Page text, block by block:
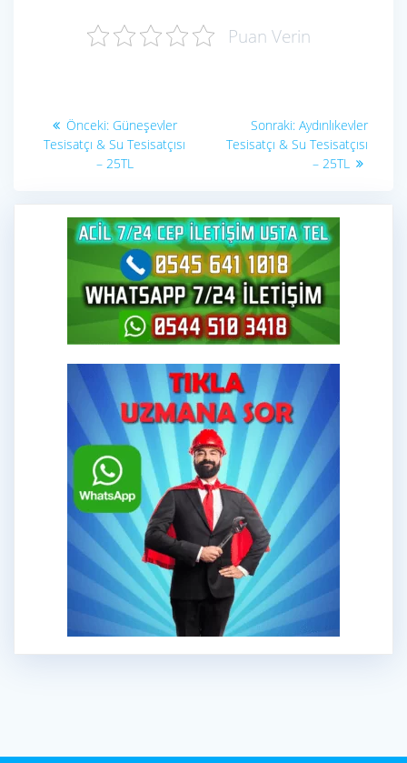
Puan Verin
Yazı
gezinmesi
Önceki: Önceki
yazı:
Güneşevler
Tesisatçı & Su Tesisatçısı
– 25TL
Sonraki: Sonraki
yazı:
Aydınlıkevler
Tesisatçı & Su Tesisatçısı
– 25TL